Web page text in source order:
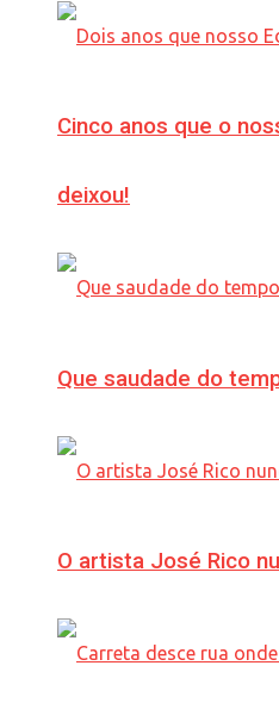
Cinco anos que o
deixou!
Que saudade do
O artista José Rico